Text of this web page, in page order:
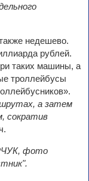
недешево.
рублей.
таких машины, а
троллейбусы
а затем
сократив
фото